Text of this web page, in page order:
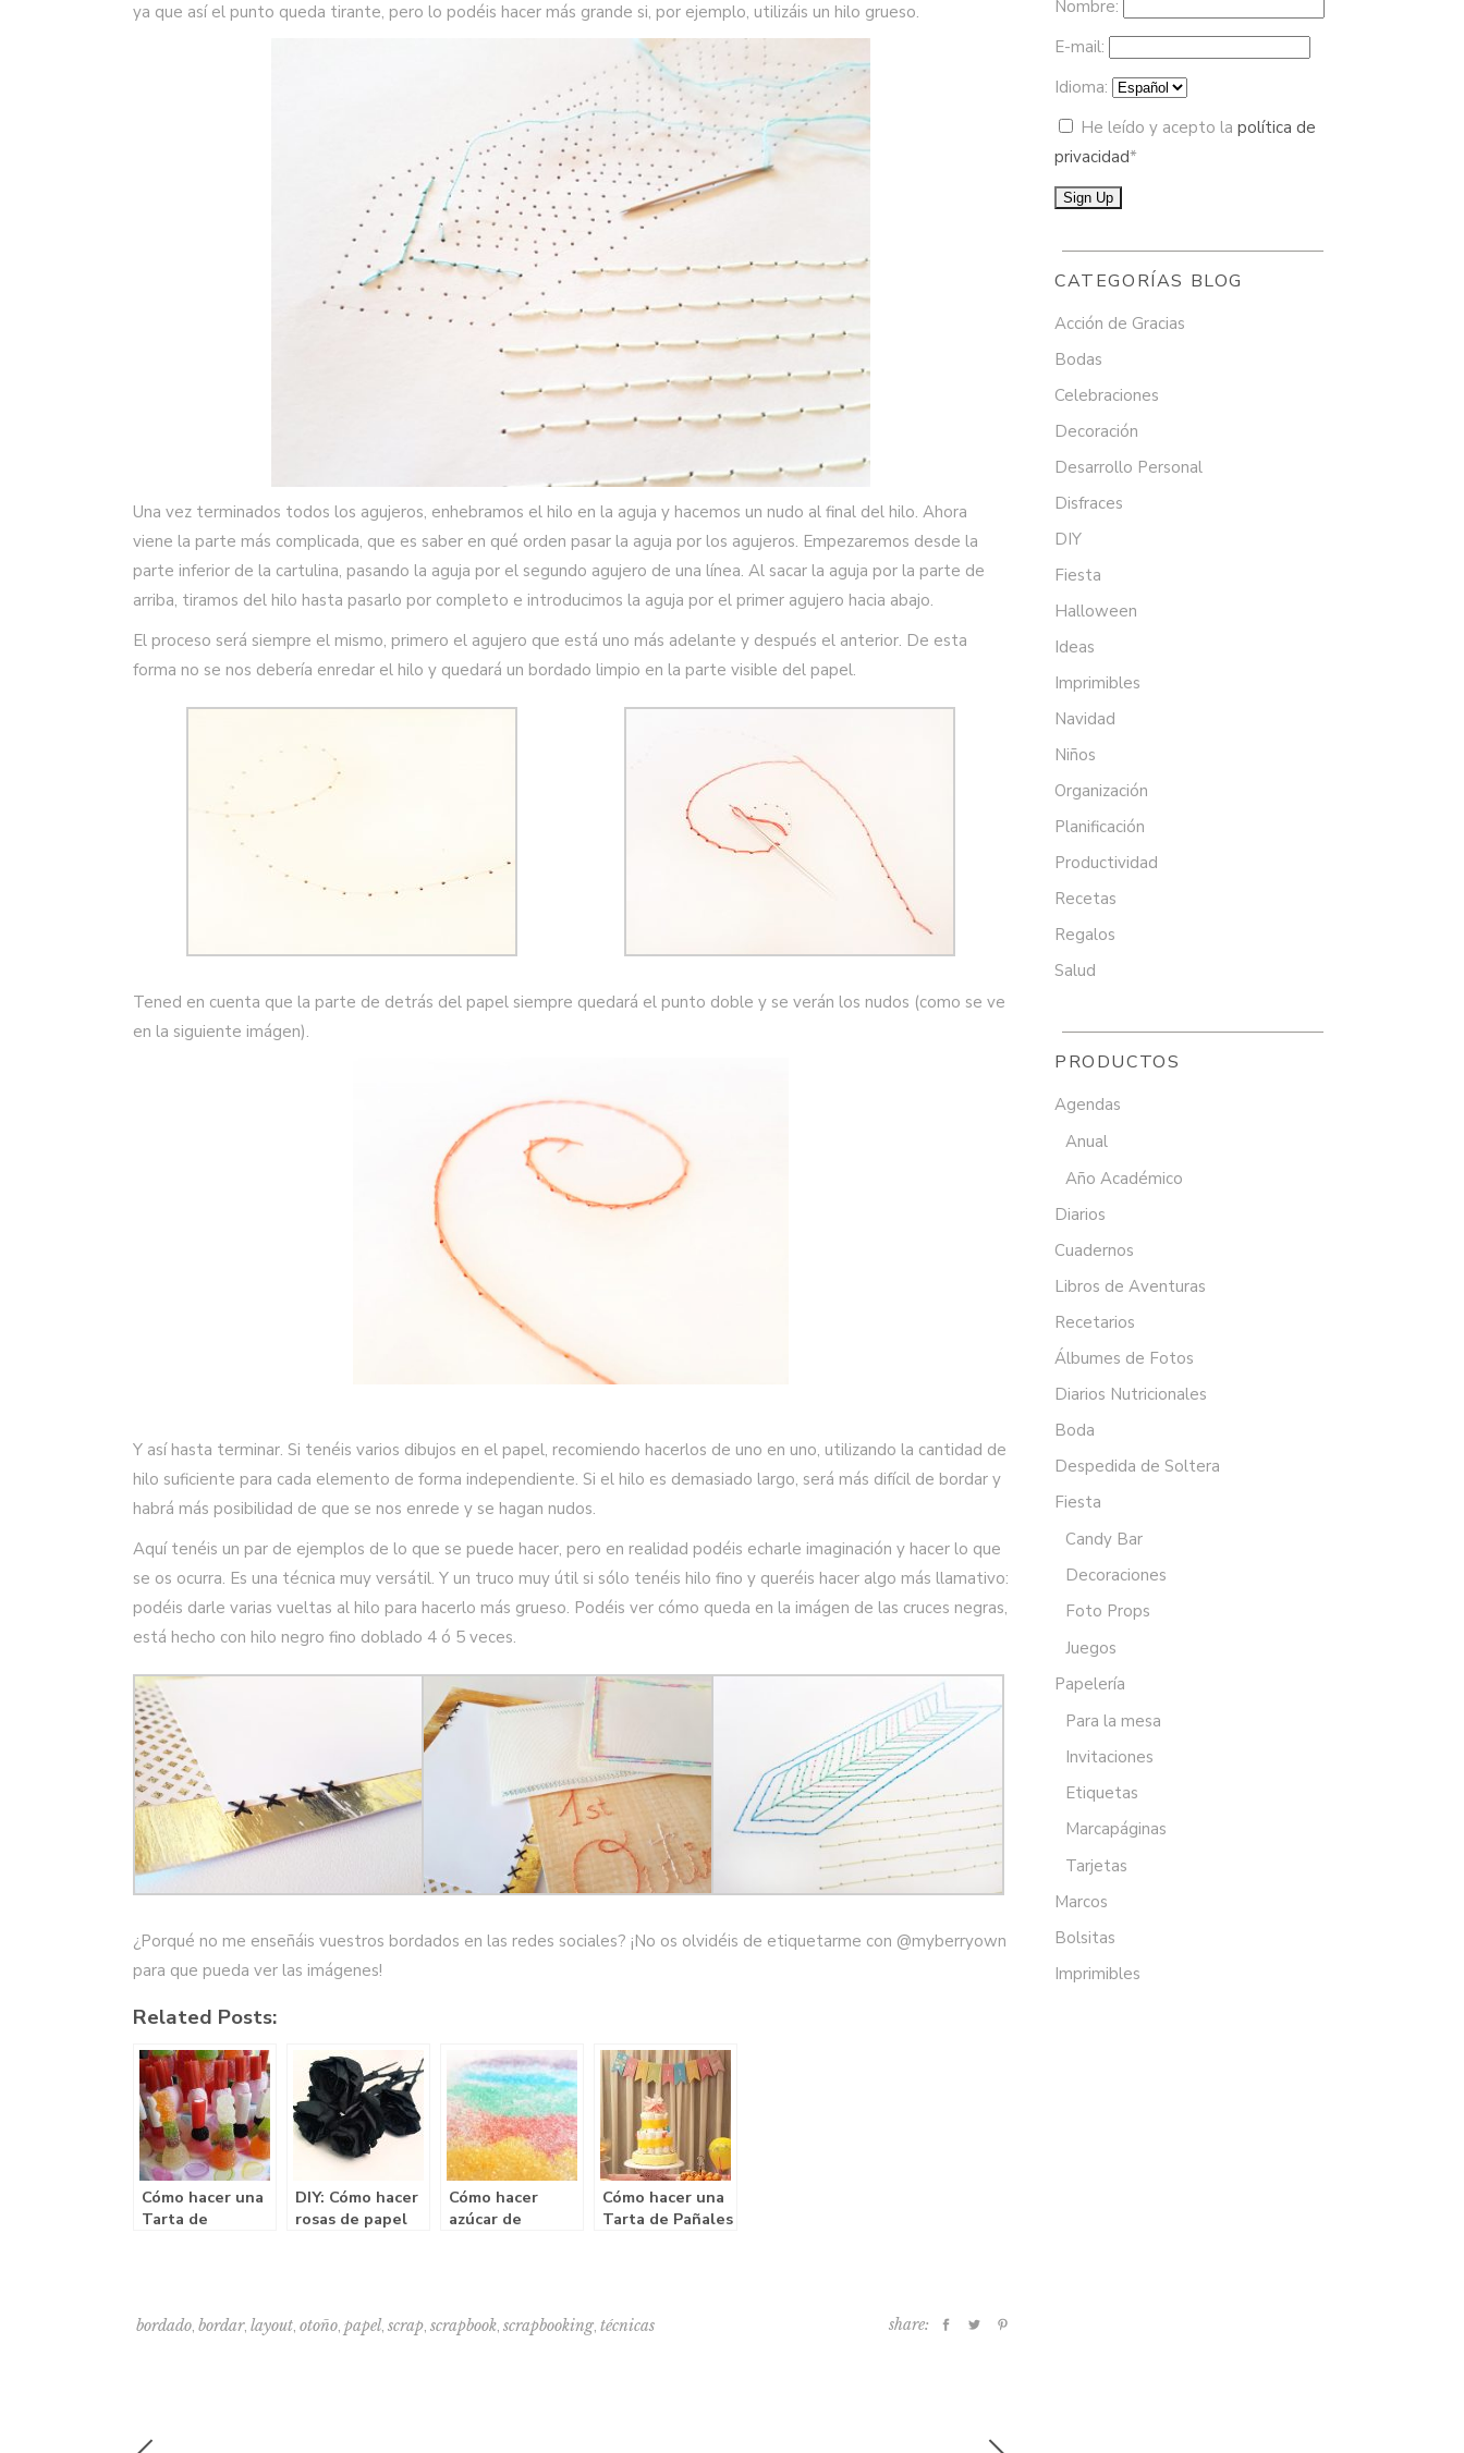
ya que así el punto queda tirante, pero lo podéis hacer más grande si, por ejemplo, utilizáis un hilo grueso.
Una vez terminados todos los agujeros, enhebramos el hilo en la aguja y hacemos un nudo al final del hilo. Ahora
viene la parte más complicada, que es saber en qué orden pasar la aguja por los agujeros. Empezaremos desde la
parte inferior de la cartulina, pasando la aguja por el segundo agujero de una línea. Al sacar la aguja por la parte de
arriba, tiramos del hilo hasta pasarlo por completo e introducimos la aguja por el primer agujero hacia abajo.
El proceso será siempre el mismo, primero el agujero que está uno más adelante y después el anterior. De esta
forma no se nos debería enredar el hilo y quedará un bordado limpio en la parte visible del papel.
Tened en cuenta que la parte de detrás del papel siempre quedará el punto doble y se verán los nudos (como se ve
en la siguiente imágen).
Y así hasta terminar. Si tenéis varios dibujos en el papel, recomiendo hacerlos de uno en uno, utilizando la cantidad de
hilo suficiente para cada elemento de forma independiente. Si el hilo es demasiado largo, será más difícil de bordar y
habrá más posibilidad de que se nos enrede y se hagan nudos.
Aquí tenéis un par de ejemplos de lo que se puede hacer, pero en realidad podéis echarle imaginación y hacer lo que
se os ocurra. Es una técnica muy versátil. Y un truco muy útil si sólo tenéis hilo fino y queréis hacer algo más llamativo:
podéis darle varias vueltas al hilo para hacerlo más grueso. Podéis ver cómo queda en la imágen de las cruces negras,
está hecho con hilo negro fino doblado 4 ó 5 veces.
¿Porqué no me enseñáis vuestros bordados en las redes sociales? ¡No os olvidéis de etiquetarme con @myberryown
para que pueda ver las imágenes!
Related Posts:
Cómo hacer una
Tarta de
DIY: Cómo hacer
rosas de papel
Cómo hacer
azúcar de
Cómo hacer una
Tarta de Pañales
bordado, bordar, layout, otoño, papel, scrap, scrapbook, scrapbooking, técnicas share:
Nombre:
E-mail:
Idioma:
He leído y acepto la política de
privacidad*
CATEGORÍAS BLOG
Acción de Gracias
Bodas
Celebraciones
Decoración
Desarrollo Personal
Disfraces
DIY
Fiesta
Halloween
Ideas
Imprimibles
Navidad
Niños
Organización
Planificación
Productividad
Recetas
Regalos
Salud
PRODUCTOS
Agendas
Anual
Año Académico
Diarios
Cuadernos
Libros de Aventuras
Recetarios
Álbumes de Fotos
Diarios Nutricionales
Boda
Despedida de Soltera
Fiesta
Candy Bar
Decoraciones
Foto Props
Juegos
Papelería
Para la mesa
Invitaciones
Etiquetas
Marcapáginas
Tarjetas
Marcos
Bolsitas
Imprimibles